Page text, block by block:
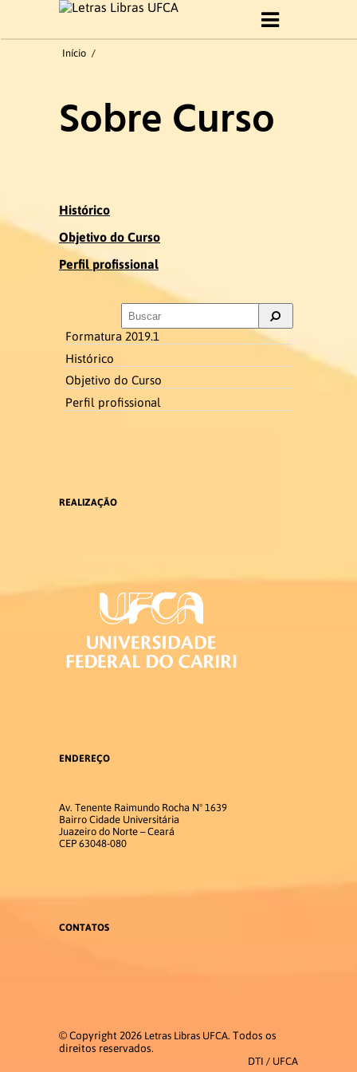
Histórico
Perfil profissional
Formatura 2019.1
Gestão do curso
Coordenação e Comissão
Ex-coordenadores
Educação de Surdos
Linguística da Libras
Acadêmica
Estrutura Curricular
Matriz Curricular
Disciplinas 2026.2
Estágio
Início /
Sobre Curso
Histórico
Objetivo do Curso
Perfil profissional
Formatura 2019.1
Histórico
Objetivo do Curso
Perfil profissional
REALIZAÇÃO
ENDEREÇO
Av. Tenente Raimundo Rocha Nº 1639
Bairro Cidade Universitária
Juazeiro do Norte – Ceará
CEP 63048-080
CONTATOS
© Copyright 2026 Letras Libras UFCA. Todos os
direitos reservados.
DTI / UFCA